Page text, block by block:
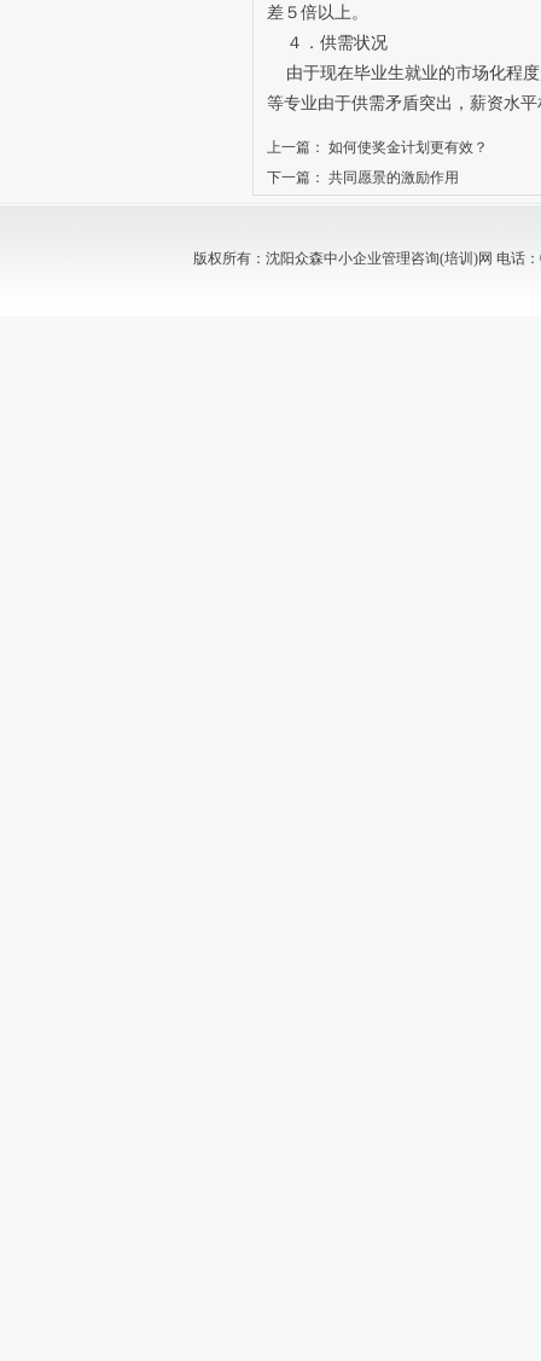
差５倍以上。
４．供需状况
由于现在毕业生就业的市场化程
等专业由于供需矛盾突出，薪资水
上一篇： 如何使奖金计划更有效？
下一篇： 共同愿景的激励作用
版权所有：沈阳众森中小企业管理咨询(培训)网 电话：